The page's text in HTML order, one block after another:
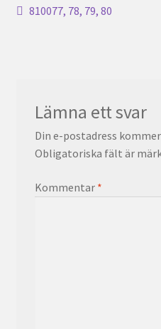
Föregående
810077, 78, 79, 80
Lämna ett svar
Din e-postadress
Obligatoriska fält är
Kommentar *